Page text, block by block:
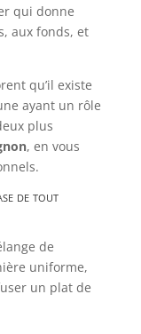
qui donne
aux fonds, et
qu’il existe
ayant un rôle
plus
, en vous
de tout
de
uniforme,
un plat de